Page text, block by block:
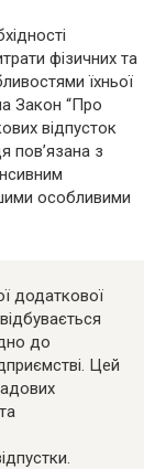
фізичних та
їхньої
Закон “Про
відпусток
пов’язана з
особливими
додаткової
до
Цей